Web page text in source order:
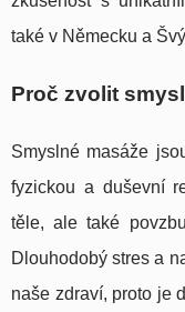
také v Německu a
Proč zvolit
Smyslné masáže
fyzickou a duševní
těle, ale také
Dlouhodobý stres a
naše zdraví, proto je